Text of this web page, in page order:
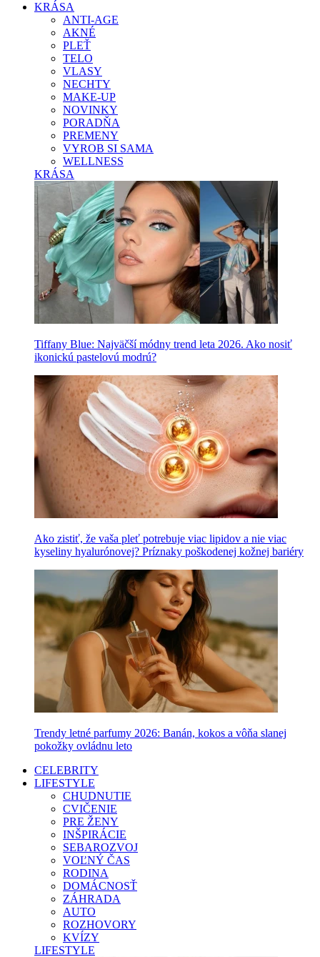
KRÁSA
ANTI-AGE
AKNÉ
PLEŤ
TELO
VLASY
NECHTY
MAKE-UP
NOVINKY
PORADŇA
PREMENY
VYROB SI SAMA
WELLNESS
KRÁSA
Tiffany Blue: Najväčší módny trend leta 2026. Ako nosiť
ikonickú pastelovú modrú?
Ako zistiť, že vaša pleť potrebuje viac lipidov a nie viac
kyseliny hyalurónovej? Príznaky poškodenej kožnej bariéry
Trendy letné parfumy 2026: Banán, kokos a vôňa slanej
pokožky ovládnu leto
CELEBRITY
LIFESTYLE
CHUDNUTIE
CVIČENIE
PRE ŽENY
INŠPIRÁCIE
SEBAROZVOJ
VOĽNÝ ČAS
RODINA
DOMÁCNOSŤ
ZÁHRADA
AUTO
ROZHOVORY
KVÍZY
LIFESTYLE